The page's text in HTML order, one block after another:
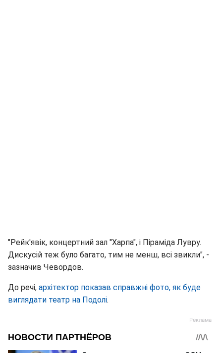
"Рейк'явік, концертний зал "Харпа", і Піраміда Лувру.
Дискусій теж було багато, тим не менш, всі звикли", -
зазначив Чевордов.
До речі, архітектор показав справжні фото, як буде
виглядати театр на Подолі.